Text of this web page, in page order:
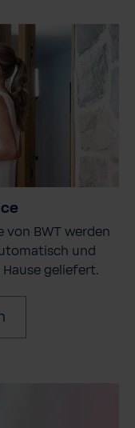
von BWT werden
und
geliefert.